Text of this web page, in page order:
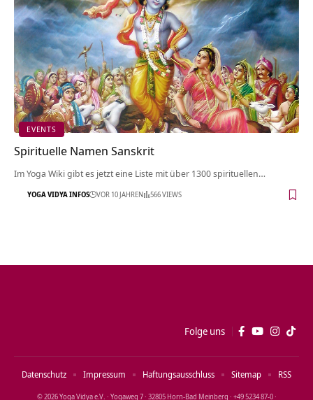
EVENTS
Spirituelle Namen Sanskrit
Im Yoga Wiki gibt es jetzt eine Liste mit über 1300 spirituellen…
YOGA VIDYA INFOS VOR 10 JAHREN 566 VIEWS
Folge uns
© 2026 Yoga Vidya e.V. · Yogaweg 7 · 32805 Horn‑Bad Meinberg · +49 5234 87‑0 ·
Datenschutz Impressum Haftungsausschluss Sitemap RSS